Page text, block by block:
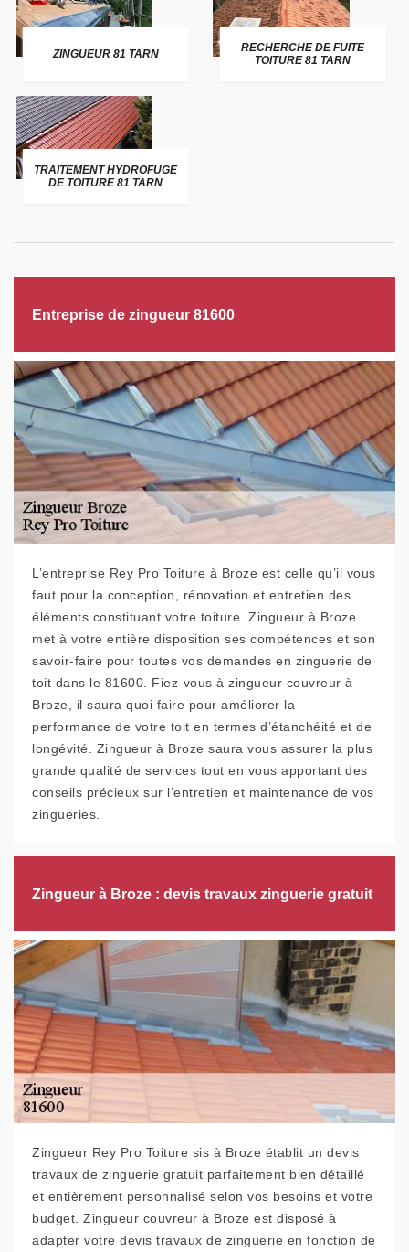
ZINGUEUR 81 TARN
RECHERCHE DE FUITE
TOITURE 81 TARN
TRAITEMENT HYDROFUGE
DE TOITURE 81 TARN
Entreprise de zingueur 81600
L’entreprise Rey Pro Toiture à Broze est celle qu’il vous
faut pour la conception, rénovation et entretien des
éléments constituant votre toiture. Zingueur à Broze
met à votre entière disposition ses compétences et son
savoir-faire pour toutes vos demandes en zinguerie de
toit dans le 81600. Fiez-vous à zingueur couvreur à
Broze, il saura quoi faire pour améliorer la
performance de votre toit en termes d’étanchéité et de
longévité. Zingueur à Broze saura vous assurer la plus
grande qualité de services tout en vous apportant des
conseils précieux sur l’entretien et maintenance de vos
zingueries.
Zingueur à Broze : devis travaux zinguerie gratuit
Zingueur Rey Pro Toiture sis à Broze établit un devis
travaux de zinguerie gratuit parfaitement bien détaillé
et entièrement personnalisé selon vos besoins et votre
budget. Zingueur couvreur à Broze est disposé à
adapter votre devis travaux de zinguerie en fonction de